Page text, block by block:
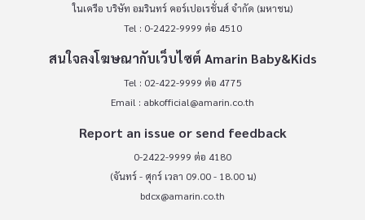
ในเครือ บริษัท อมรินทร์ คอร์เปอเรชั่นส์ จำกัด (มหาชน)
Tel : 0-2422-9999 ต่อ 4510
สนใจลงโฆษณากับเว็บไซต์ Amarin Baby&Kids
Tel : 02-422-9999 ต่อ 4775
Email : abkofficial@amarin.co.th
Report an issue or send feedback
0-2422-9999 ต่อ 4180
(จันทร์ - ศุกร์ เวลา 09.00 - 18.00 น)
bdcx@amarin.co.th